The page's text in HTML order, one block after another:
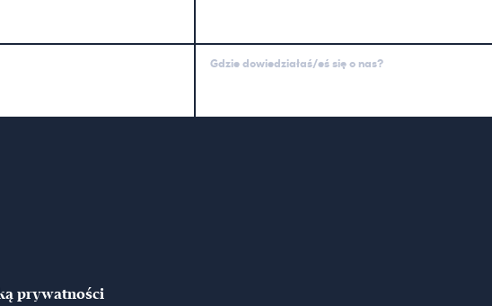
Gdzie dowiedziałaś/eś się o nas?
prywatności